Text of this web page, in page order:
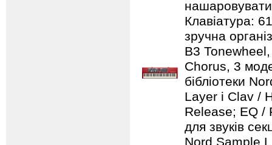
нашаровувати
Клавіатура:
зручна
B3
Chorus, 3
бібліотеки
Layer і Clav /
Release; EQ /
для звуків